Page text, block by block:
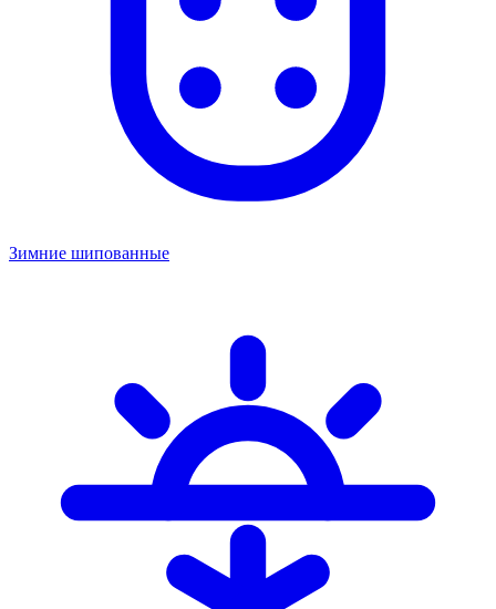
Зимние шипованные